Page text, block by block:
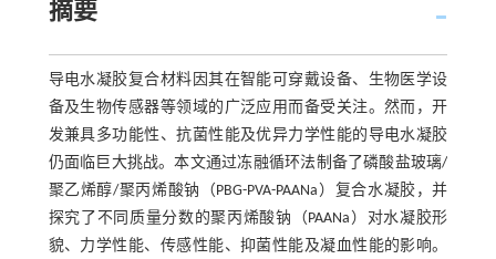
摘要
导电水凝胶复合材料因其在智能可穿戴设备、生物医学设
备及生物传感器等领域的广泛应用而备受关注。然而，开
发兼具多功能性、抗菌性能及优异力学性能的导电水凝胶
仍面临巨大挑战。本文通过冻融循环法制备了磷酸盐玻璃/
聚乙烯醇/聚丙烯酸钠（PBG-PVA-PAANa）复合水凝胶，并
探究了不同质量分数的聚丙烯酸钠（PAANa）对水凝胶形
貌、力学性能、传感性能、抑菌性能及凝血性能的影响。